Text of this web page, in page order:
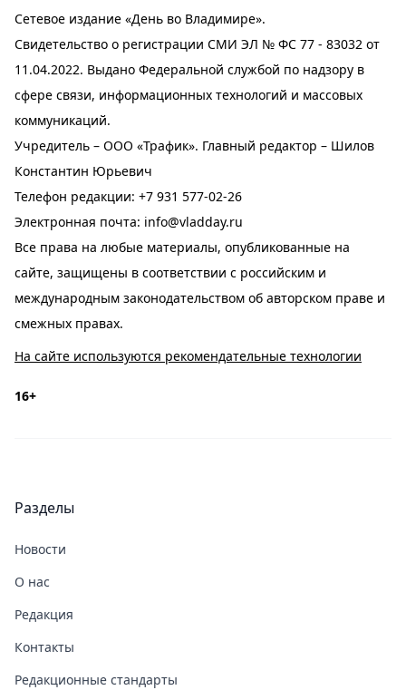
Сетевое издание «День во Владимире».
Свидетельство о регистрации СМИ ЭЛ № ФС 77 - 83032 от
11.04.2022. Выдано Федеральной службой по надзору в
сфере связи, информационных технологий и массовых
коммуникаций.
Учредитель – ООО «Трафик». Главный редактор – Шилов
Константин Юрьевич
Телефон редакции: +7 931 577-02-26
Электронная почта: info@vladday.ru
Все права на любые материалы, опубликованные на
сайте, защищены в соответствии с российским и
международным законодательством об авторском праве и
смежных правах.
На сайте используются рекомендательные технологии
16+
Разделы
Новости
О нас
Редакция
Контакты
Редакционные стандарты